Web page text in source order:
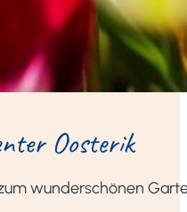
Oosterik
wun­der­schö­nen